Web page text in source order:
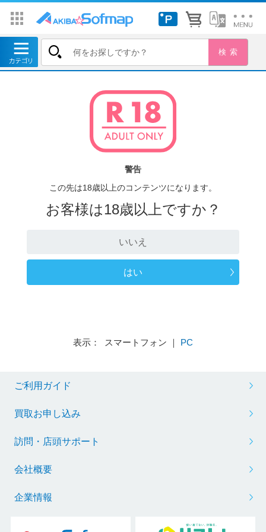
警告
この先は18歳以上のコンテンツになります。
お客様は18歳以上ですか？
いいえ
はい
表示： スマートフォン ｜ PC
ご利用ガイド
買取お申し込み
訪問・店頭サポート
会社概要
企業情報